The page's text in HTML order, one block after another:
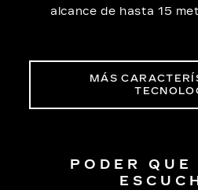
alcance de hasta 15
MÁS
PODER QUE